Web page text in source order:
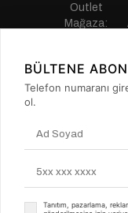
Outlet
Mağaza:
Telefon:
E-mail:
MÜŞTERİ
BÜLTENE
Telefon numaranı
ol.
Tanıtım, pazarlama,